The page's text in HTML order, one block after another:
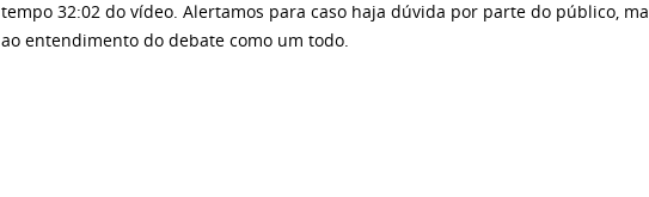
tempo 32:02 do vídeo. Alertamos para caso haja dúvida por parte do público,
ao entendimento do debate como um todo.